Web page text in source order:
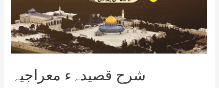
شرح قصیدہء معراجیہ